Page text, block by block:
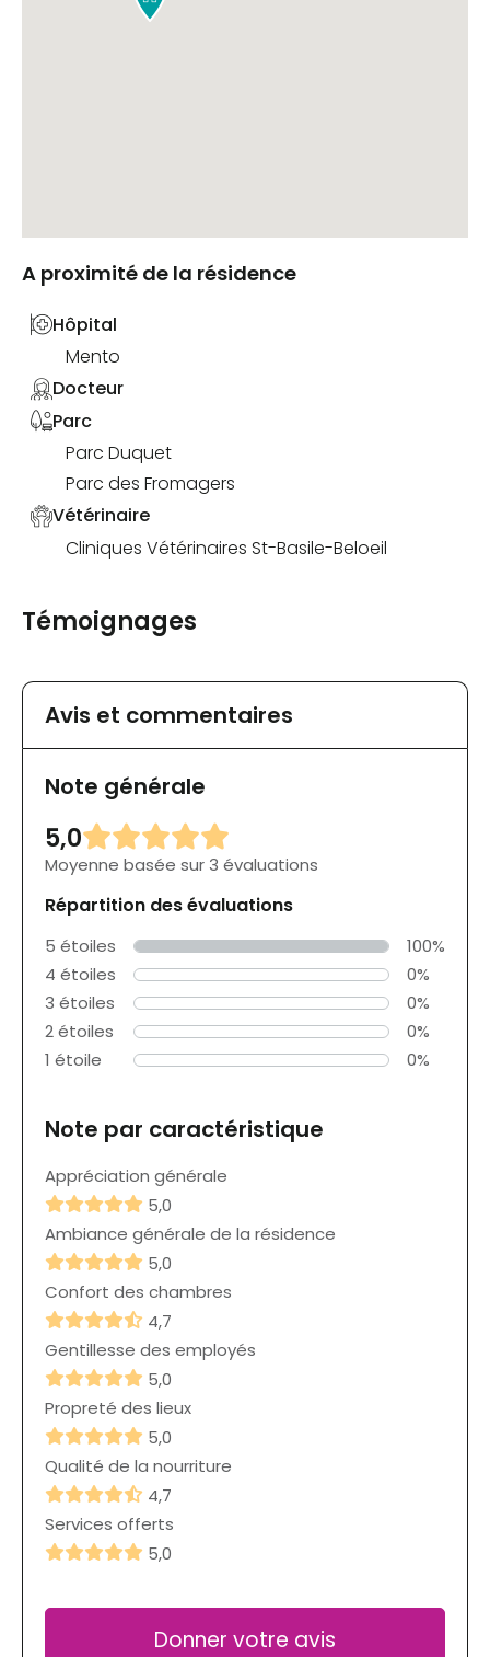
A proximité de la résidence
Hôpital
Mento
Docteur
Parc
Parc Duquet
Parc des Fromagers
Vétérinaire
Cliniques Vétérinaires St-Basile-Beloeil
Témoignages
Avis et commentaires
Note générale
5,0
Moyenne basée sur 3 évaluations
Répartition des évaluations
5 étoiles
100%
4 étoiles
0%
3 étoiles
0%
2 étoiles
0%
1 étoile
0%
Note par caractéristique
Appréciation générale
5,0
Ambiance générale de la résidence
5,0
Confort des chambres
4,7
Gentillesse des employés
5,0
Propreté des lieux
5,0
Qualité de la nourriture
4,7
Services offerts
5,0
Donner votre avis